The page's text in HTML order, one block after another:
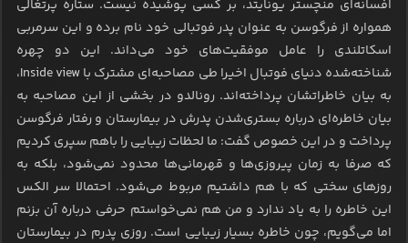
افسانه‌ای منچستر یونایتد، بر کسی پوشیده نیست. ستاره پرتغالی
همواره از فرگوسن به عنوان پدر فوتبالی خود نام برده و این سرمربی
اسکاتلندی را عامل موفقیت‌های خود می‌داند. این دو چهره
شناخته‌شده دنیای فوتبال اخیرا طی مصاحبه‌ای مشترک باInside view،
به بیان خاطراتشان پرداخته‌اند. رونالدو در بخشی از این مصاحبه به
بیان خاطره‌ای درباره بستری‌شدن پدرش در بیمارستان و رفتار فرگوسن
پرداخت و در این خصوص گفت: ما لحظات زیبایی را باهم سپری کردیم
که صرفا به زمان پیروزی‌ها و قهرمانی‌ها محدود نمی‌شود، بلکه به
روزهای سختی که با هم داشتیم مربوط می‌شود. احتمالا سر الکس
این خاطره را به یاد ندارد و من هم نمی‌خواستم حرفی درباره آن بزنم
اما می‌گویم، چون خاطره بسیار زیبایی است. روزی پدرم در بیمارستان